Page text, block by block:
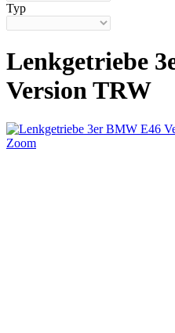
Typ
Lenkgetriebe
Version TRW
Zoom